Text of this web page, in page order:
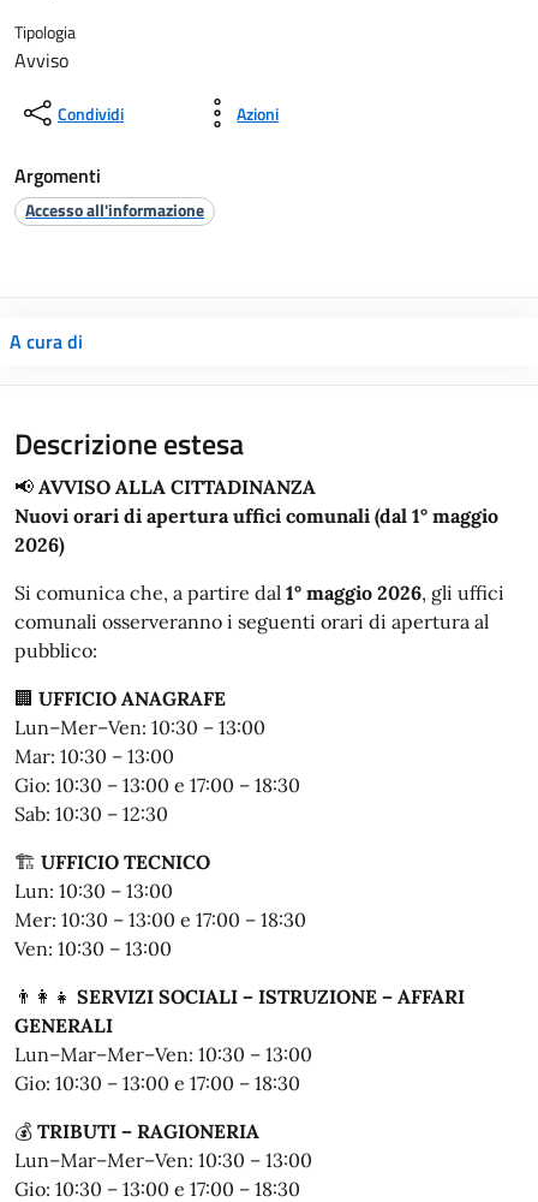
Tipologia
Avviso
Condividi Azioni
Argomenti
Accesso all'informazione
A cura di
Descrizione estesa
📢 AVVISO ALLA CITTADINANZA
Nuovi orari di apertura uffici comunali (dal 1° maggio
2026)
Si comunica che, a partire dal 1° maggio 2026, gli uffici
comunali osserveranno i seguenti orari di apertura al
pubblico:
🏢 UFFICIO ANAGRAFE
Lun–Mer–Ven: 10:30 – 13:00
Mar: 10:30 – 13:00
Gio: 10:30 – 13:00 e 17:00 – 18:30
Sab: 10:30 – 12:30
🏗️ UFFICIO TECNICO
Lun: 10:30 – 13:00
Mer: 10:30 – 13:00 e 17:00 – 18:30
Ven: 10:30 – 13:00
👨‍👩‍👧 SERVIZI SOCIALI – ISTRUZIONE – AFFARI
GENERALI
Lun–Mar–Mer–Ven: 10:30 – 13:00
Gio: 10:30 – 13:00 e 17:00 – 18:30
💰 TRIBUTI – RAGIONERIA
Lun–Mar–Mer–Ven: 10:30 – 13:00
Gio: 10:30 – 13:00 e 17:00 – 18:30